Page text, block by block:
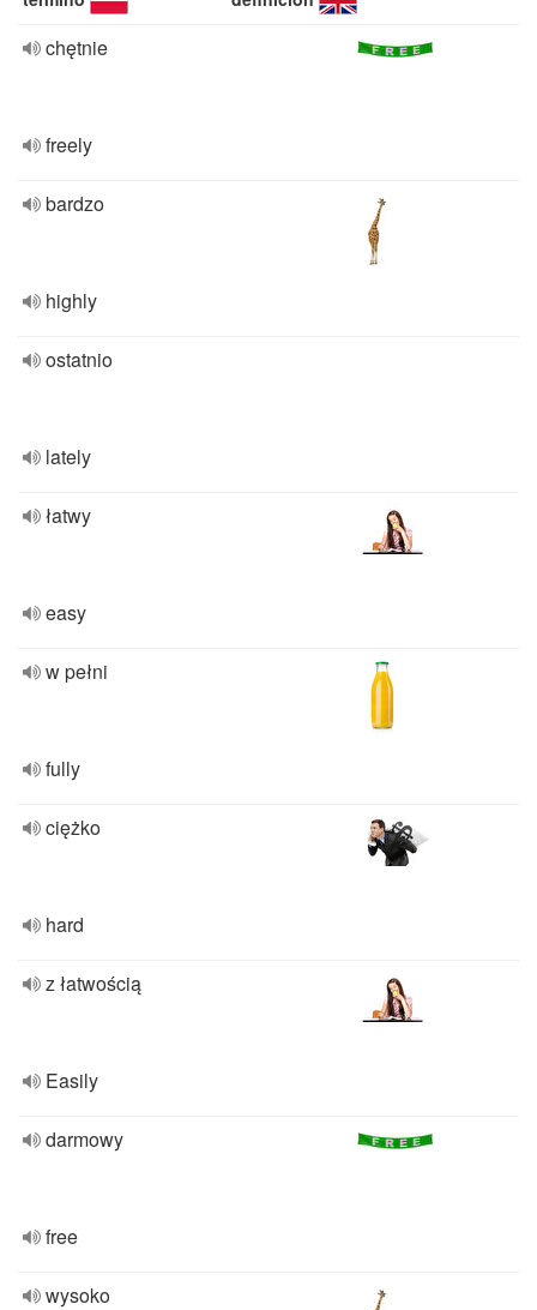
chętnie
freely
bardzo
highly
ostatnio
lately
łatwy
easy
w pełni
fully
ciężko
hard
z łatwością
Easily
darmowy
free
wysoko